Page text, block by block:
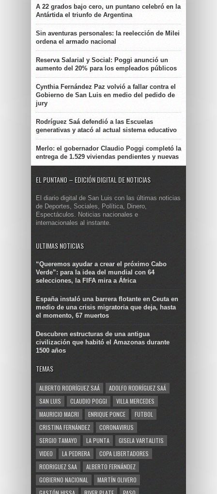
A 22 grados bajo cero, un puntano celebró en la
Antártida el triunfo de Argentina
Sin aventuras personales: la reelección de Milei
ordena el armado nacional
Reserva Salarial y Social: Poggi anunció un
aumento del 20% para los empleados públicos
Cynthia Fernández Paz volvió a fallar contra el
Gobierno de San Luis en medio del pedido de
jury
Rodríguez Saá defendió a las Escuelas
generativas y atacó al actual sistema educativo
Merlo: el gobernador Claudio Poggi completó la
entrega de 1.529 viviendas pendientes y nuevas
EL PUNTANO – EDICIÓN DIGITAL DE NOTICIAS
El diario digital de San Luis con las últimas noticias
de Deportes, Sociales, Política, Dinero,
Espectáculos. Noticias nacionales e
internacionales al instante.
ULTIMAS NOTICIAS
“Queremos ayudar a crear el próximo Cabo
Verde”: para la idea del mundial con 64
selecciones, la FIFA mira a África
España instaló una barrera flotante en Ceuta en
medio de una crisis migratoria que deja, hasta
el momento, 67 muertos
Descubren estructuras de una antigua
civilización que habitó el Amazonas durante
1500 años
TEMAS
ALBERTO RODRÍGUEZ SAÁ
ADOLFO RODRÍGUEZ SAÁ
SAN LUIS
CLAUDIO POGGI
VILLA MERCEDES
MAURICIO MACRI
ENRIQUE PONCE
FUTBOL
CRISTINA FERNÁNDEZ
CORONAVIRUS
SERGIO TAMAYO
LA PUNTA
GISELA VARTALITIS
VIDEO
LA PEDRERA
COPA LIBERTADORES
RODRIGUEZ SAA
ALBERTO FERNÁNDEZ
GOBIERNO NACIONAL
MARTÍN OLIVERO